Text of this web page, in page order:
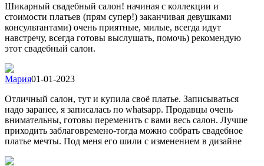
Шикарный свадебный салон! начиная с коллекции и
стоимости платьев (прям супер!) заканчивая девушками
консультантами) очень приятные, милые, всегда идут
навстречу, всегда готовы выслушать, помочь) рекомендую
этот свадебный салон.
Мария01-01-2023
Отличный салон, тут и купила своё платье. Записываться
надо заранее, я записалась по whatsapp. Продавцы очень
внимательны, готовы переменить с вами весь салон. Лучше
приходить заблаговремено-тогда можно собрать свадебное
платье мечты. Под меня его шили с изменением в дизайне